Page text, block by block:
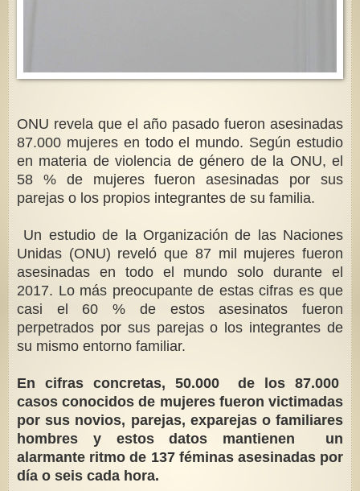
ONU revela que el año pasado fueron asesinadas
87.000 mujeres en todo el mundo. Según estudio
en materia de violencia de género de la ONU, el
58 % de mujeres fueron asesinadas por sus
parejas o los propios integrantes de su familia.
Un estudio de la Organización de las Naciones
Unidas (ONU) reveló que 87 mil mujeres fueron
asesinadas en todo el mundo solo durante el
2017. Lo más preocupante de estas cifras es que
casi el 60 % de estos asesinatos fueron
perpetrados por sus parejas o los integrantes de
su mismo entorno familiar.
En cifras concretas, 50.000 de los 87.000
casos conocidos de mujeres fueron victimadas
por sus novios, parejas, exparejas o familiares
hombres y estos datos mantienen un
alarmante ritmo de 137 féminas asesinadas por
día o seis cada hora.